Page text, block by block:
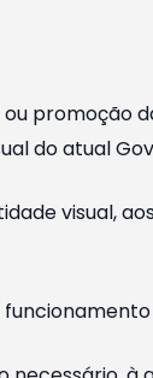
promoção
do atual
visual,